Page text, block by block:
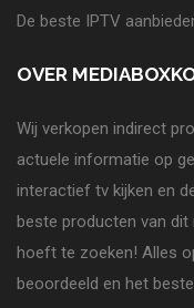
De beste IPTV
OVER
Wij verkopen indirect
actuele informatie op
interactief tv kijken en
beste producten van
hoeft te zoeken! Alles
beoordeeld en het